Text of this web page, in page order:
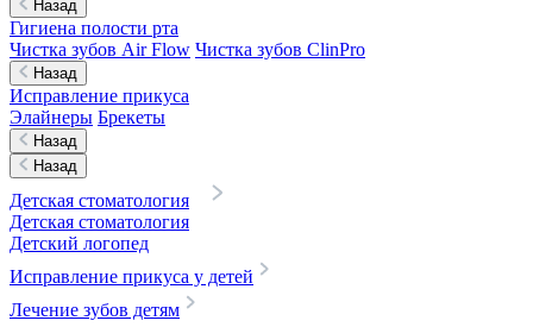
Назад
Гигиена полости рта
Чистка зубов Air Flow Чистка зубов ClinPro
Назад
Исправление прикуса
Элайнеры Брекеты
Назад
Назад
Детская стоматология
Детская стоматология
Детский логопед
Исправление прикуса у детей
Лечение зубов детям